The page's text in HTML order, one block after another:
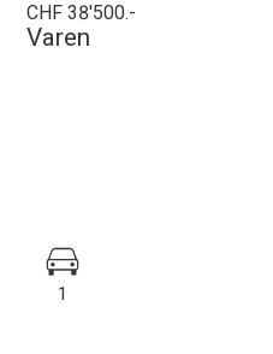
CHF 38'500.-
Varen
1